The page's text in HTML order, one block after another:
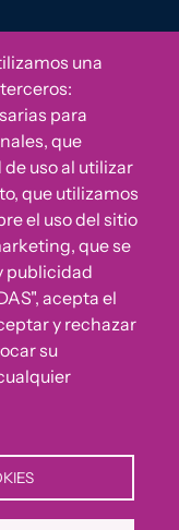
Ético u
Fundación.
una
para
que
uso al utilizar
que utilizamos
el uso del sitio
que se
publicidad
acepta el
y rechazar
su